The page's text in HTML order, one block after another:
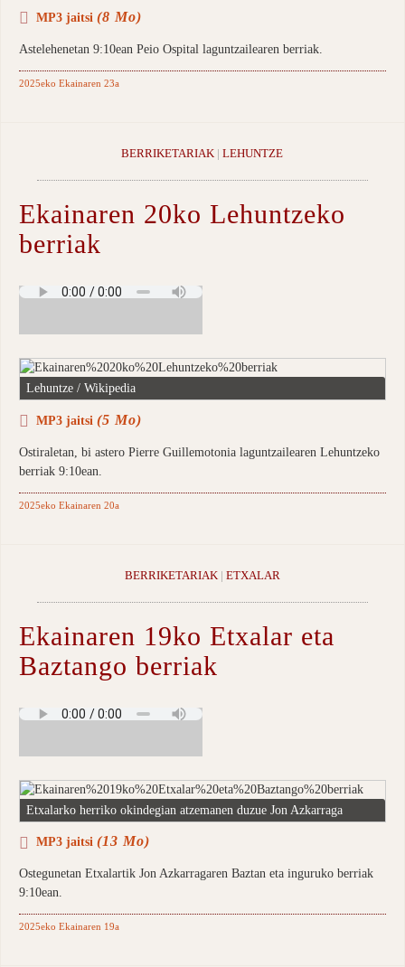
MP3 jaitsi (8 Mo)
Astelehenetan 9:10ean Peio Ospital laguntzailearen berriak.
2025eko Ekainaren 23a
BERRIKETARIAK |LEHUNTZE
Ekainaren 20ko Lehuntzeko
berriak
Lehuntze / Wikipedia
MP3 jaitsi (5 Mo)
Ostiraletan, bi astero Pierre Guillemotonia laguntzailearen Lehuntzeko
berriak 9:10ean.
2025eko Ekainaren 20a
BERRIKETARIAK| ETXALAR
Ekainaren 19ko Etxalar eta
Baztango berriak
Etxalarko herriko okindegian atzemanen duzue Jon Azkarraga
MP3 jaitsi (13 Mo)
Ostegunetan Etxalartik Jon Azkarragaren Baztan eta inguruko berriak
9:10ean.
2025eko Ekainaren 19a